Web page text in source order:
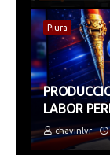
Piura
LABOR
chavinlvr